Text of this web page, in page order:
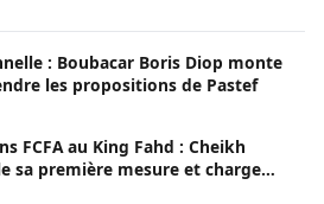
: Boubacar Boris Diop monte
les propositions de Pastef
FCFA au King Fahd : Cheikh
sa première mesure et charge